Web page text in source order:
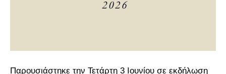
Παρουσιάστηκε την Τετάρτη 3 Ιουνίου σε εκδήλωση